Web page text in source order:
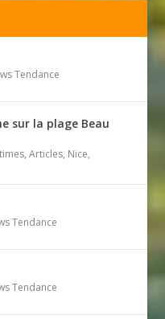
Tendance
sur la plage Beau
,Articles, Nice,
Tendance
Tendance